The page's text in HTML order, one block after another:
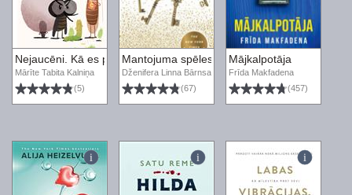
Nejaucēni. Kā es pavadīju aizraujošu vasaru gandrīz bez interneta
Mārīte Tabita Kalniņa
(5)
Mantojuma spēles
Dženifera Linna Bārnsa
(67)
Mājkalpotāja
Frīda Makfadena
(457)